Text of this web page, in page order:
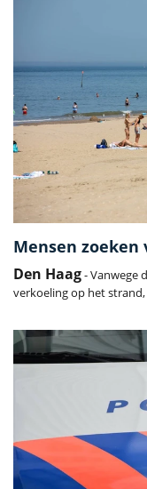
Mensen zoeken
Den Haag- Vanwege
verkoeling op het